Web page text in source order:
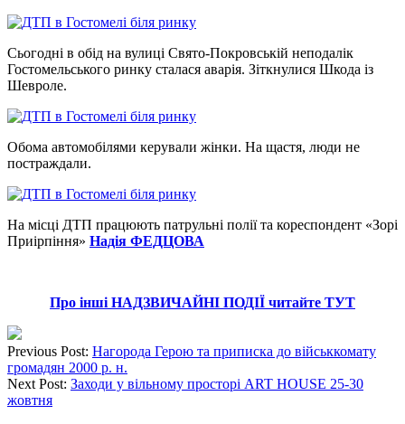
Сьогодні в обід на вулиці Свято-Покровській неподалік
Гостомельського ринку сталася аварія. Зіткнулися Шкода із
Шевроле.
Обома автомобілями керували жінки. На щастя, люди не
постраждали.
На місці ДТП працюють патрульні полії та кореспондент «Зорі
Приірпіння» Надія ФЕДЦОВА
Про інші НАДЗВИЧАЙНІ ПОДІЇ читайте ТУТ
Previous Post: Нагорода Герою та приписка до військкомату
громадян 2000 р. н.
Next Post: Заходи у вільному просторі ART HOUSE 25-30
жовтня